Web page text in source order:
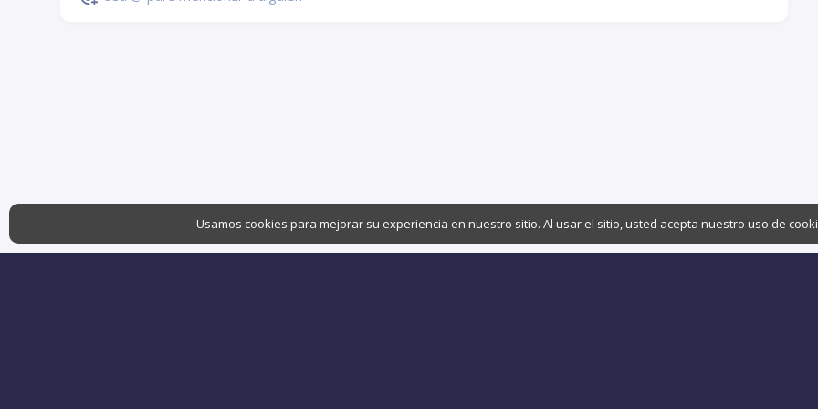
Usamos cookies para mejorar su experiencia en nuestro sitio. Al usar el sitio, usted acepta nuestro uso de